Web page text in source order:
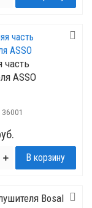
часть
ASSO
Bosal